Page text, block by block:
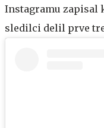
Instagramu zapisal
sledilci delil prve